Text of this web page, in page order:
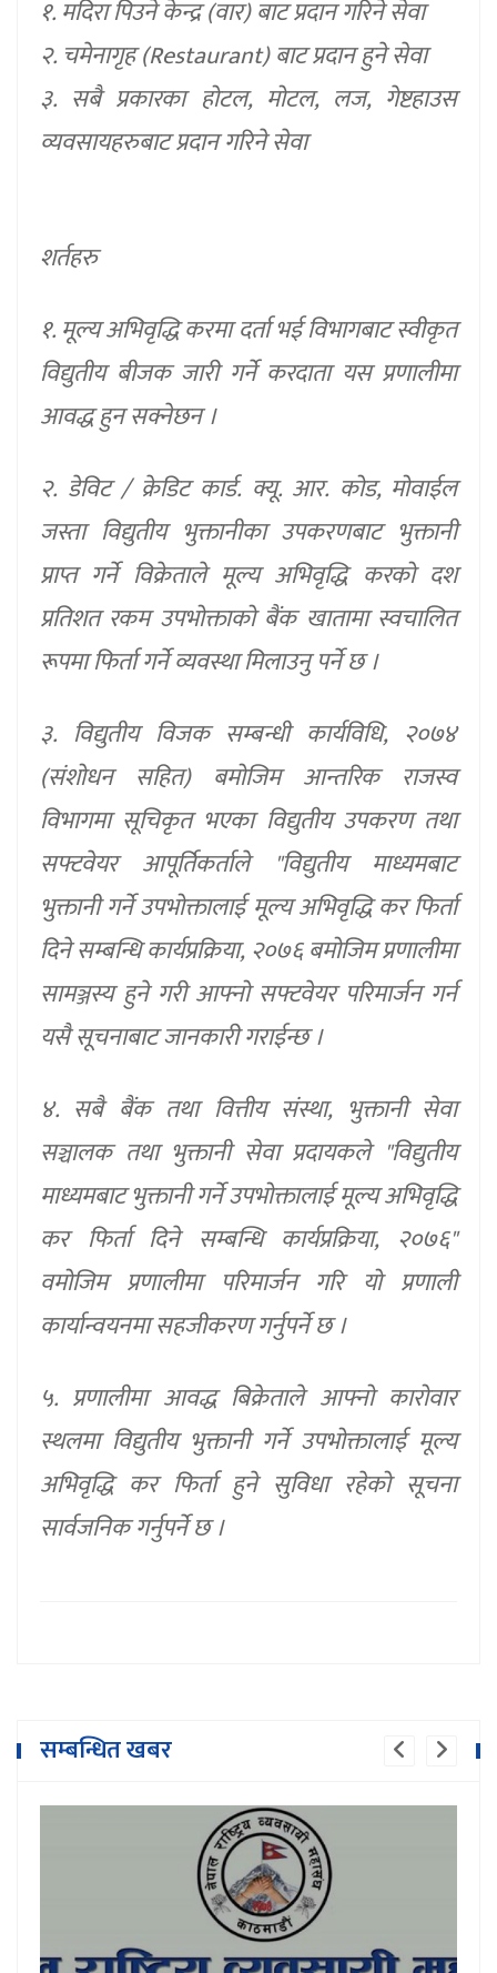
१. मदिरा पिउने केन्द्र (वार) बाट प्रदान गरिने सेवा
२. चमेनागृह (Restaurant) बाट प्रदान हुने सेवा
३. सबै प्रकारका होटल, मोटल, लज, गेष्टहाउस
व्यवसायहरुबाट प्रदान गरिने सेवा
शर्तहरु
१. मूल्य अभिवृद्धि करमा दर्ता भई विभागबाट स्वीकृत
विद्युतीय बीजक जारी गर्ने करदाता यस प्रणालीमा
आवद्ध हुन सक्नेछन ।
२. डेविट / क्रेडिट कार्ड. क्यू. आर. कोड, मोवाईल
जस्ता विद्युतीय भुक्तानीका उपकरणबाट भुक्तानी
प्राप्त गर्ने विक्रेताले मूल्य अभिवृद्धि करको दश
प्रतिशत रकम उपभोक्ताको बैंक खातामा स्वचालित
रूपमा फिर्ता गर्ने व्यवस्था मिलाउनु पर्ने छ ।
३. विद्युतीय विजक सम्बन्धी कार्यविधि, २०७४
(संशोधन सहित) बमोजिम आन्तरिक राजस्व
विभागमा सूचिकृत भएका विद्युतीय उपकरण तथा
सफ्टवेयर आपूर्तिकर्ताले "विद्युतीय माध्यमबाट
भुक्तानी गर्ने उपभोक्तालाई मूल्य अभिवृद्धि कर फिर्ता
दिने सम्बन्धि कार्यप्रक्रिया, २०७६ बमोजिम प्रणालीमा
सामञ्जस्य हुने गरी आफ्नो सफ्टवेयर परिमार्जन गर्न
यसै सूचनाबाट जानकारी गराईन्छ ।
४. सबै बैंक तथा वित्तीय संस्था, भुक्तानी सेवा
सञ्चालक तथा भुक्तानी सेवा प्रदायकले "विद्युतीय
माध्यमबाट भुक्तानी गर्ने उपभोक्तालाई मूल्य अभिवृद्धि
कर फिर्ता दिने सम्बन्धि कार्यप्रक्रिया, २०७६"
वमोजिम प्रणालीमा परिमार्जन गरि यो प्रणाली
कार्यान्वयनमा सहजीकरण गर्नुपर्ने छ ।
५. प्रणालीमा आवद्ध बिक्रेताले आफ्नो कारोवार
स्थलमा विद्युतीय भुक्तानी गर्ने उपभोक्तालाई मूल्य
अभिवृद्धि कर फिर्ता हुने सुविधा रहेको सूचना
सार्वजनिक गर्नुपर्ने छ ।
सम्बन्धित खबर